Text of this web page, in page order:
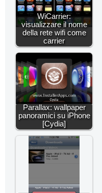
WiCarrier:
visualizzare il nome
della rete wifi come
carrier
Parallax: wallpaper
panoramici su iPhone
[Cydia]